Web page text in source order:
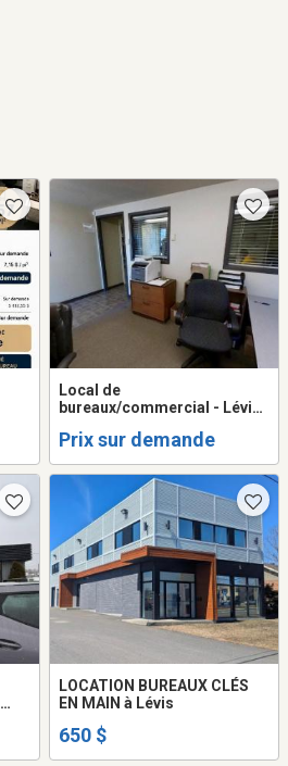
Local de
bureaux/commercial - Lévis
Prix sur demande
LOCATION BUREAUX CLÉS
EN MAIN à Lévis
650 $